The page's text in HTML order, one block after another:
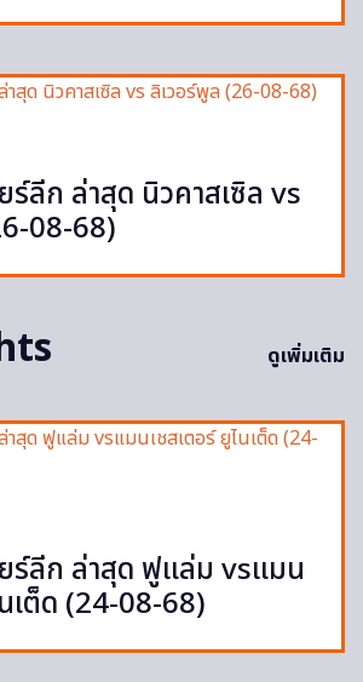
ร์ลีก ล่าสุด นิวคาสเซิล vs
08-68)
ดูเพิ่มเติม
ร์ลีก ล่าสุด ฟูแล่ม vsแมน
เต็ด (24-08-68)